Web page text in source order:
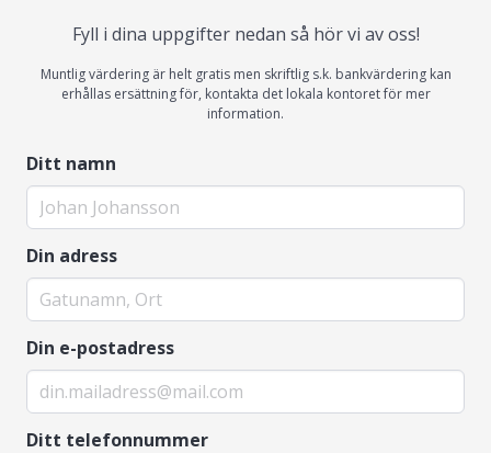
Fyll i dina uppgifter nedan så hör vi av oss!
Muntlig värdering är helt gratis men skriftlig s.k. bankvärdering kan
erhållas ersättning för, kontakta det lokala kontoret för mer
information.
Ditt namn
Din adress
Din e-postadress
Ditt telefonnummer